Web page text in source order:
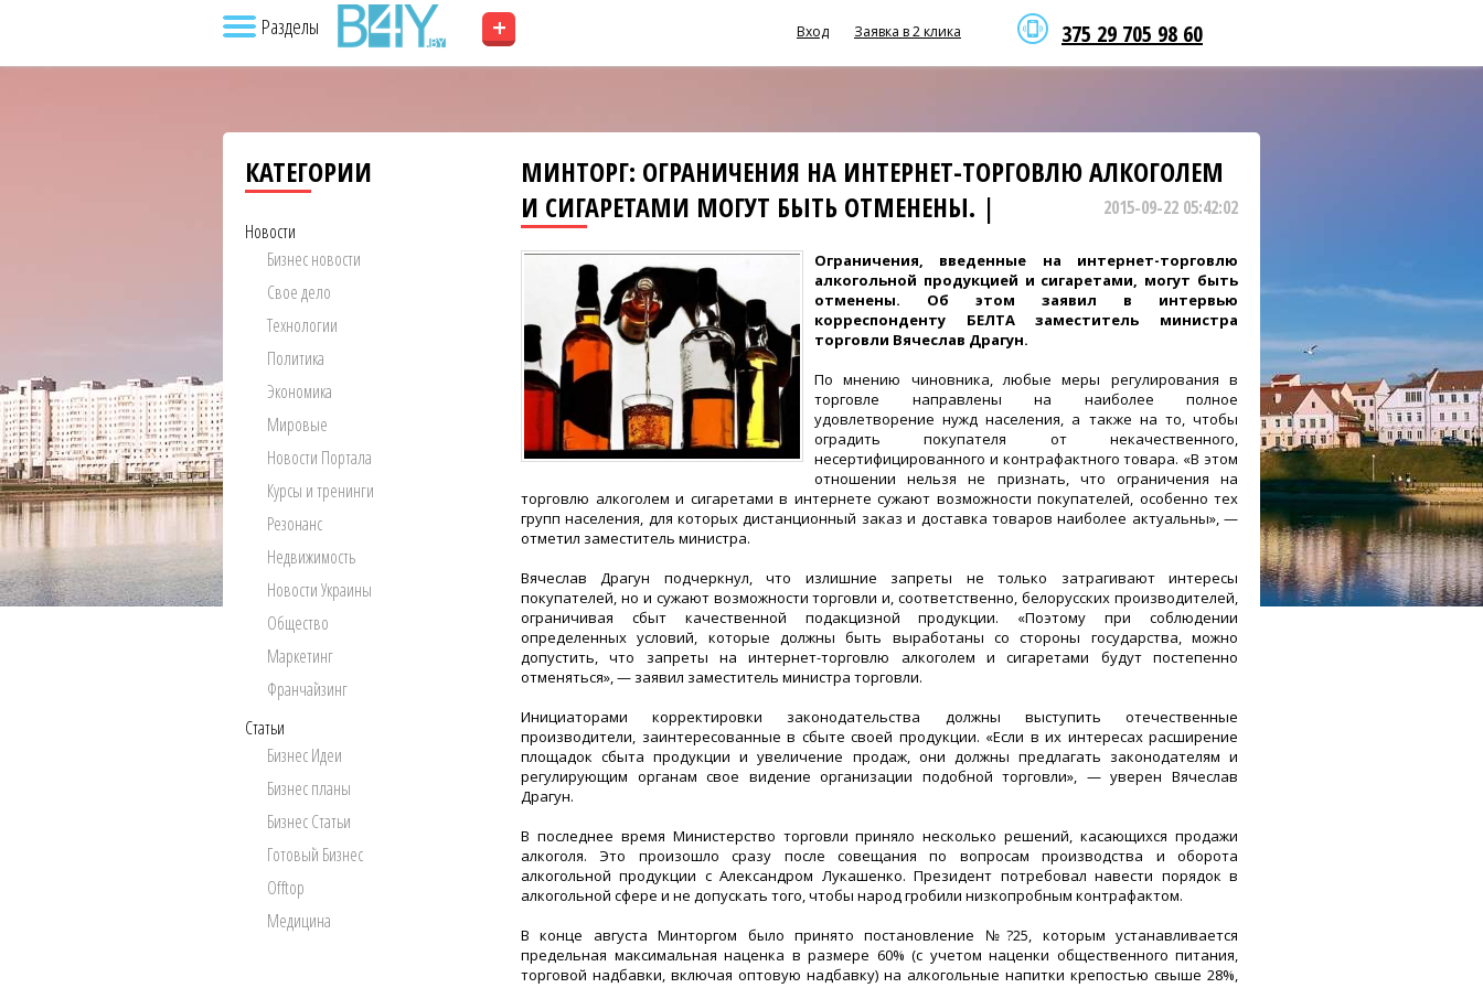
Разделы + 375 29 705 98 60
Вход Заявка в 2 клика
КАТЕГОРИИ
Новости
Бизнес новости
Свое дело
Технологии
Политика
Экономика
Мировые
Новости Портала
Курсы и тренинги
Резонанс
Недвижимость
Новости Украины
Общество
Маркетинг
Франчайзинг
Статьи
Бизнес Идеи
Бизнес планы
Бизнес Статьи
Готовый Бизнес
Offtop
Медицина
МИНТОРГ: ОГРАНИЧЕНИЯ НА ИНТЕРНЕТ-ТОРГОВЛЮ АЛКОГОЛЕМ
И СИГАРЕТАМИ МОГУТ БЫТЬ ОТМЕНЕНЫ. |
2015-09-22 05:42:02
Ограничения, введенные на интернет-торговлю
алкогольной продукцией и сигаретами, могут быть
отменены. Об этом заявил в интервью
корреспонденту БЕЛТА заместитель министра
торговли Вячеслав Драгун.
По мнению чиновника, любые меры регулирования в
торговле направлены на наиболее полное
удовлетворение нужд населения, а также на то, чтобы
оградить покупателя от некачественного,
несертифицированного и контрафактного товара. «В этом
отношении нельзя не признать, что ограничения на
торговлю алкоголем и сигаретами в интернете сужают возможности покупателей, особенно тех
групп населения, для которых дистанционный заказ и доставка товаров наиболее актуальны», —
отметил заместитель министра.
Вячеслав Драгун подчеркнул, что излишние запреты не только затрагивают интересы
покупателей, но и сужают возможности торговли и, соответственно, белорусских производителей,
ограничивая сбыт качественной подакцизной продукции. «Поэтому при соблюдении
определенных условий, которые должны быть выработаны со стороны государства, можно
допустить, что запреты на интернет-торговлю алкоголем и сигаретами будут постепенно
отменяться», — заявил заместитель министра торговли.
Инициаторами корректировки законодательства должны выступить отечественные
производители, заинтересованные в сбыте своей продукции. «Если в их интересах расширение
площадок сбыта продукции и увеличение продаж, они должны предлагать законодателям и
регулирующим органам свое видение организации подобной торговли», — уверен Вячеслав
Драгун.
В последнее время Министерство торговли приняло несколько решений, касающихся продажи
алкоголя. Это произошло сразу после совещания по вопросам производства и оборота
алкогольной продукции с Александром Лукашенко. Президент потребовал навести порядок в
алкогольной сфере и не допускать того, чтобы народ гробили низкопробным контрафактом.
В конце августа Минторгом было принято постановление №?25, которым устанавливается
предельная максимальная наценка в размере 60% (с учетом наценки общественного питания,
торговой надбавки, включая оптовую надбавку) на алкогольные напитки крепостью свыше 28%,